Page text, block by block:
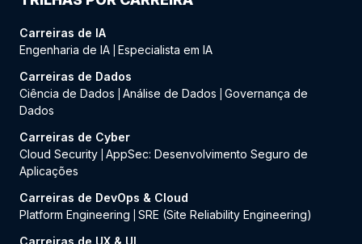
Carreiras de IA
Engenharia de IA Especialista em IA
Carreiras de Dados
Ciência de Dados
Análise de Dados
Governança de
Dados
Carreiras de Cyber
Cloud Security AppSec: Desenvolvimento Seguro de
Aplicações
Carreiras de DevOps & Cloud
Platform Engineering
SRE (Site Reliability Engineering)
Carreiras de UX & UI